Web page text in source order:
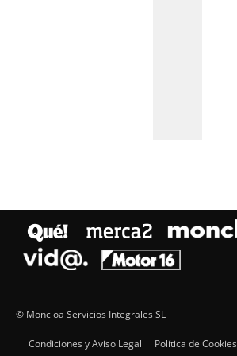
© Moncloa Servicios Integrales SL
Condiciones y Aviso Legal
Política de Cookies